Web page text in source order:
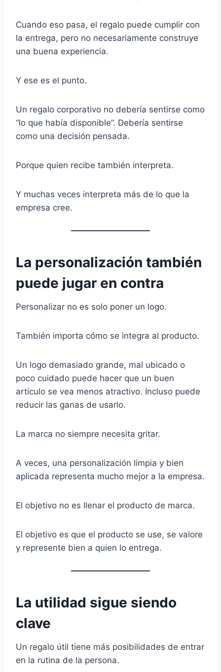
Cuando eso pasa, el regalo puede cumplir con
la entrega, pero no necesariamente construye
una buena experiencia.
Y ese es el punto.
Un regalo corporativo no debería sentirse como
“lo que había disponible”. Debería sentirse
como una decisión pensada.
Porque quien recibe también interpreta.
Y muchas veces interpreta más de lo que la
empresa cree.
La personalización también
puede jugar en contra
Personalizar no es solo poner un logo.
También importa cómo se integra al producto.
Un logo demasiado grande, mal ubicado o
poco cuidado puede hacer que un buen
artículo se vea menos atractivo. Incluso puede
reducir las ganas de usarlo.
La marca no siempre necesita gritar.
A veces, una personalización limpia y bien
aplicada representa mucho mejor a la empresa.
El objetivo no es llenar el producto de marca.
El objetivo es que el producto se use, se valore
y represente bien a quien lo entrega.
La utilidad sigue siendo
clave
Un regalo útil tiene más posibilidades de entrar
en la rutina de la persona.